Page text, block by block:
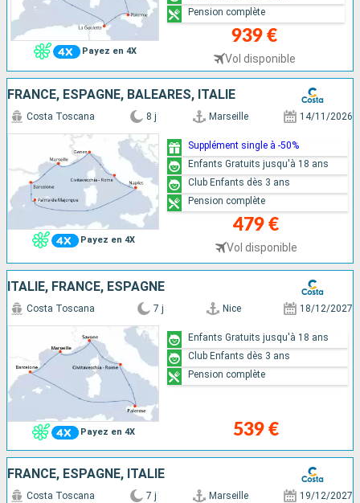
Payez en 4X
939 €
Vol disponible
Pension complète
FRANCE, ESPAGNE, BALÉARES, ITALIE
Payez en 4X
Costa Toscana 8 j Marseille 14/11/2026
479 €
Vol disponible
Supplément single à -50%
Enfants Gratuits jusqu'à 18 ans
Club Enfants dès 3 ans
Pension complète
ITALIE, FRANCE, ESPAGNE
Payez en 4X
Costa Toscana 7 j Nice 18/12/2027
539 €
Enfants Gratuits jusqu'à 18 ans
Club Enfants dès 3 ans
Pension complète
FRANCE, ESPAGNE, ITALIE
Costa Toscana 7 j Marseille 19/12/2027